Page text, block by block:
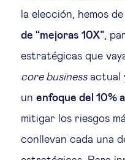
la elección, hemos de
de “mejoras 10X” ,
estratégicas que
core businessactual
un enfoque del 10%
mitigar los riesgos
conllevan cada una